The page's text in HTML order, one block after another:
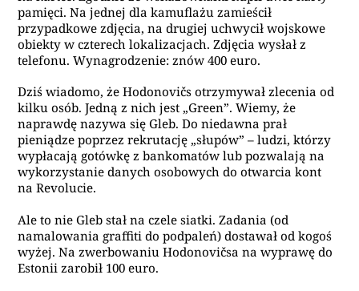
pamięci. Na jednej dla kamuflażu zamieścił
przypadkowe zdjęcia, na drugiej uchwycił wojskowe
obiekty w czterech lokalizacjach. Zdjęcia wysłał z
telefonu. Wynagrodzenie: znów 400 euro.
Dziś wiadomo, że Hodonovičs otrzymywał zlecenia od
kilku osób. Jedną z nich jest „Green”. Wiemy, że
naprawdę nazywa się Gleb. Do niedawna prał
pieniądze poprzez rekrutację „słupów” – ludzi, którzy
wypłacają gotówkę z bankomatów lub pozwalają na
wykorzystanie danych osobowych do otwarcia kont
na Revolucie.
Ale to nie Gleb stał na czele siatki. Zadania (od
namalowania graffiti do podpaleń) dostawał od kogoś
wyżej. Na zwerbowaniu Hodonovičsa na wyprawę do
Estonii zarobił 100 euro.